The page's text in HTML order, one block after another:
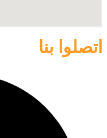
اتصلوا بنا